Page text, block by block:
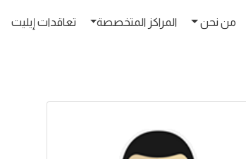
من نحن المراكز المتخصصة تعاقدات إيليت